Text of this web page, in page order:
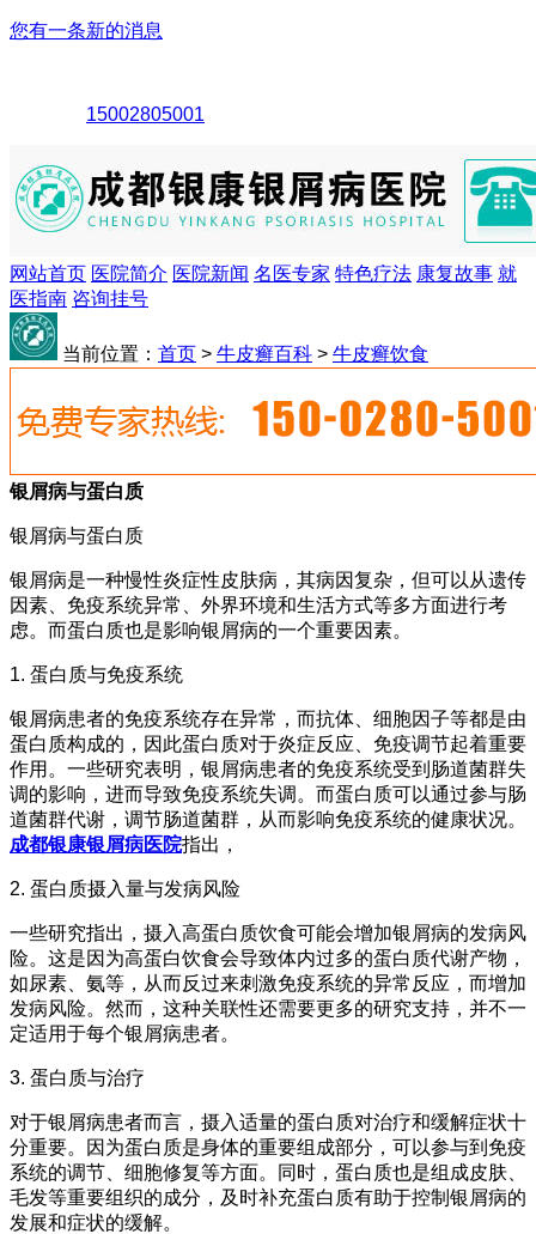
您有一条新的消息
15002805001
网站首页 医院简介 医院新闻 名医专家 特色疗法 康复故事 就
医指南 咨询挂号
当前位置： 首页 > 牛皮癣百科 > 牛皮癣饮食
银屑病与蛋白质
银屑病与蛋白质
银屑病是一种慢性炎症性皮肤病，其病因复杂，但可以从遗传
因素、免疫系统异常、外界环境和生活方式等多方面进行考
虑。而蛋白质也是影响银屑病的一个重要因素。
1. 蛋白质与免疫系统
银屑病患者的免疫系统存在异常，而抗体、细胞因子等都是由
蛋白质构成的，因此蛋白质对于炎症反应、免疫调节起着重要
作用。一些研究表明，银屑病患者的免疫系统受到肠道菌群失
调的影响，进而导致免疫系统失调。而蛋白质可以通过参与肠
道菌群代谢，调节肠道菌群，从而影响免疫系统的健康状况。
成都银康银屑病医院指出，
2. 蛋白质摄入量与发病风险
一些研究指出，摄入高蛋白质饮食可能会增加银屑病的发病风
险。这是因为高蛋白饮食会导致体内过多的蛋白质代谢产物，
如尿素、氨等，从而反过来刺激免疫系统的异常反应，而增加
发病风险。然而，这种关联性还需要更多的研究支持，并不一
定适用于每个银屑病患者。
3. 蛋白质与治疗
对于银屑病患者而言，摄入适量的蛋白质对治疗和缓解症状十
分重要。因为蛋白质是身体的重要组成部分，可以参与到免疫
系统的调节、细胞修复等方面。同时，蛋白质也是组成皮肤、
毛发等重要组织的成分，及时补充蛋白质有助于控制银屑病的
发展和症状的缓解。